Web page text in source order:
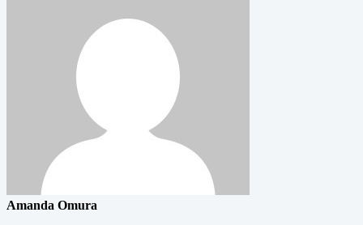
Amanda Omura